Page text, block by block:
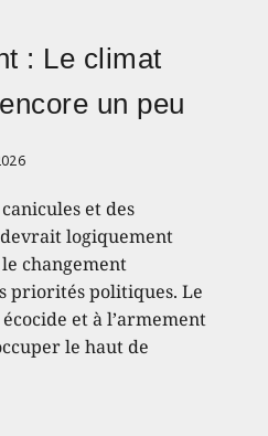
: Le climat
un peu
et des
logiquement
changement
priorités politiques. Le
et à l’armement
le haut de